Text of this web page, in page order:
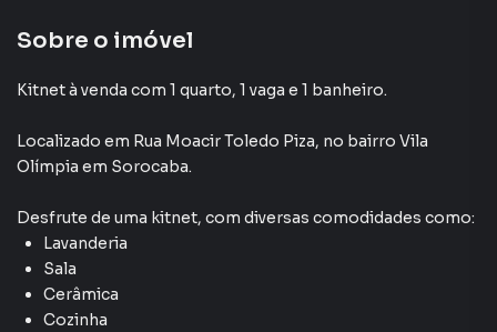
Cerâmica
Lavanderia
Cozinha
Sobre o imóvel
Kitnet à venda com 1 quarto, 1 vaga e 1 banheiro.
Localizado em Rua Moacir Toledo Piza, no bairro Vila
Olímpia em Sorocaba.
Desfrute de uma kitnet, com diversas comodidades como:
Lavanderia
Sala
Cerâmica
Cozinha